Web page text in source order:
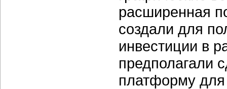
расширенная
создали для
инвестиции в
предполагали
платформу для